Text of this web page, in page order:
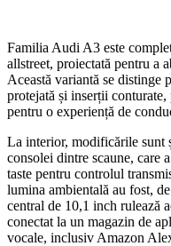
Familia Audi A3 este
allstreet, proiectată pentru a
Această variantă se distinge
protejată și inserții conturate,
pentru o experiență de
La interior, modificările sunt
consolei dintre scaune, care
taste pentru controlul
lumina ambientală au fost,
central de 10,1 inch rulează
conectat la un magazin de
vocale, inclusiv Amazon